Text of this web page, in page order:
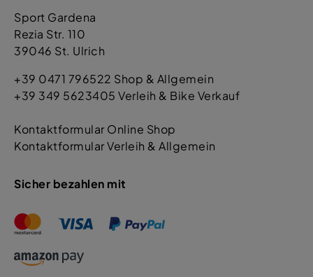
Sport Gardena
Rezia Str. 110
39046 St. Ulrich
+39 0471 796522 Shop & Allgemein
+39 349 5623405 Verleih & Bike Verkauf
Kontaktformular Online Shop
Kontaktformular Verleih & Allgemein
Sicher bezahlen mit